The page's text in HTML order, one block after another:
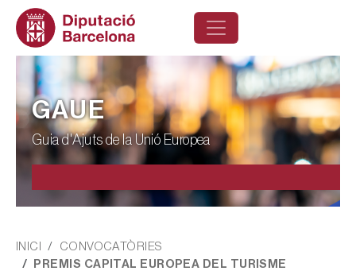
Vés al contingut
GAUE
Guia d'Ajuts de la Unió Europea
Fil d'ariadna
INICI
CONVOCATÒRIES
PREMIS CAPITAL EUROPEA DEL TURISME